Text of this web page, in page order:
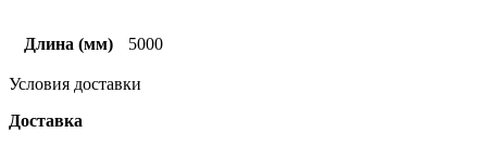
Длина (мм) 5000
Условия доставки
Доставка